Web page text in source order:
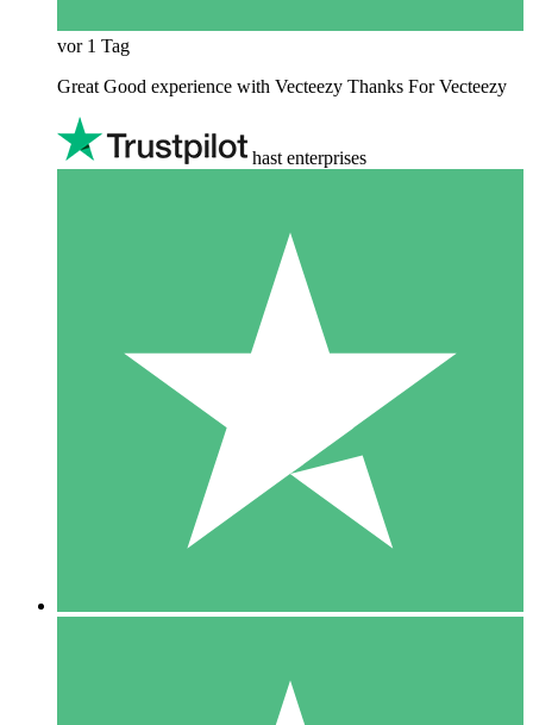
vor 1 Tag
Great Good experience with Vecteezy Thanks For Vecteezy
hast enterprises